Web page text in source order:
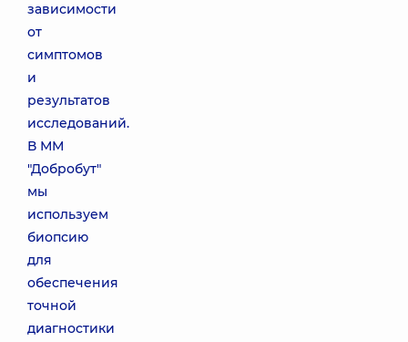
зависимости
от
симптомов
и
результатов
исследований.
В ММ
"Добробут"
мы
используем
биопсию
для
обеспечения
точной
диагностики